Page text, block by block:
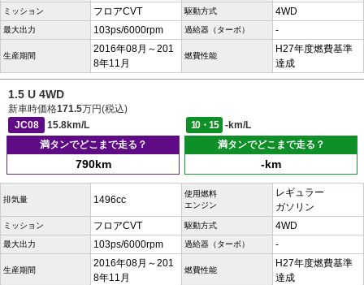
ミッション フロアCVT 駆動方式 4WD
最大出力 103ps/6000rpm 過給器（ターボ） -
生産期間
2016年08月～201
8年11月
燃費性能
H27年度燃費基準
達成
1.5 U 4WD
新車時価格171.5万円(税込)
JC08
15.8km/L 10・15
-km/L
満タンでどこまで走る？
790km
満タンでどこまで走る？
-km
排気量 1496cc
使用燃料
エンジン
レギュラー
ガソリン
ミッション フロアCVT 駆動方式 4WD
最大出力 103ps/6000rpm 過給器（ターボ） -
生産期間
2016年08月～201
8年11月
燃費性能
H27年度燃費基準
達成